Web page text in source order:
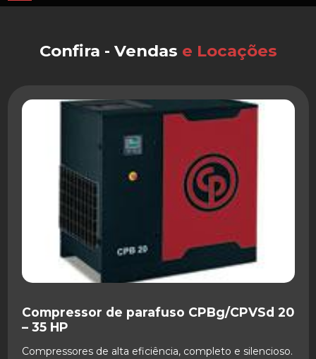
Confira - Vendas e Locações
Compressor de parafuso CPBg/CPVSd 20
– 35 HP
Compressores de alta eficiência, completo e silencioso.